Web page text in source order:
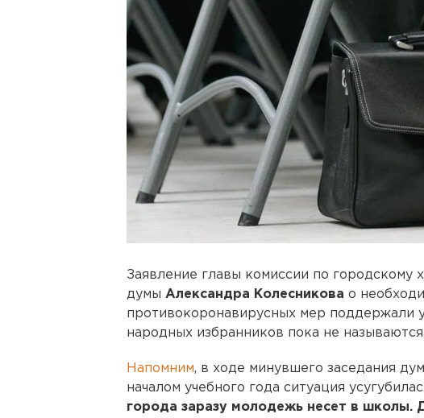
Заявление главы комиссии по городскому
думы Александра Колесникова о
противокоронавирусных мер поддержали
народных избранников пока не называются.
Напомним, в ходе минувшего заседания
началом учебного года ситуация
города заразу молодежь несет в школы.